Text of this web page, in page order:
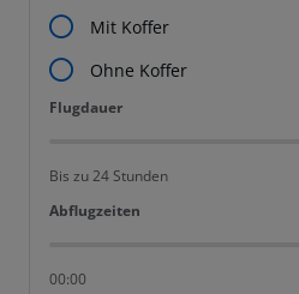
Mit Koffer
Ohne Koffer
Flugdauer
Flugdauer
Bis zu 24 Stunden
Abflugzeiten
Abflugzeiten
00:00